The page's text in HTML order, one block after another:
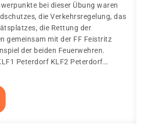
bei dieser Übung waren
die Verkehrsregelung, das
die Rettung der
gemeinsam mit der FF Feistritz
der beiden Feuerwehren.
Peterdorf KLF2 Peterdorf…